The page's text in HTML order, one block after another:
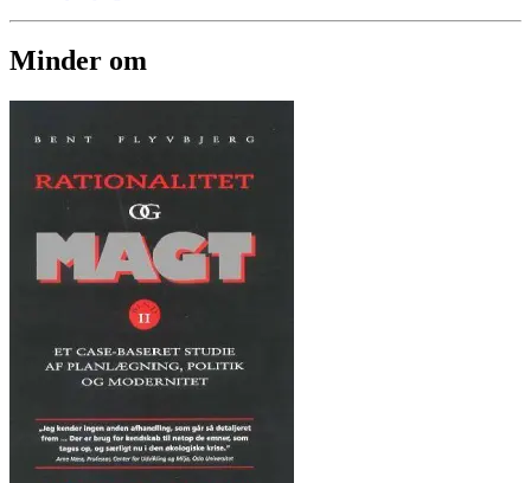
Minder om